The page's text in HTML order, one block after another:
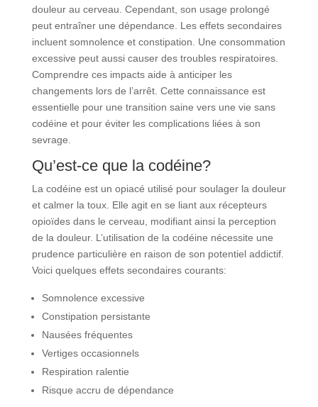
douleur au cerveau. Cependant, son usage prolongé
peut entraîner une dépendance. Les effets secondaires
incluent somnolence et constipation. Une consommation
excessive peut aussi causer des troubles respiratoires.
Comprendre ces impacts aide à anticiper les
changements lors de l’arrêt. Cette connaissance est
essentielle pour une transition saine vers une vie sans
codéine et pour éviter les complications liées à son
sevrage.
Qu’est-ce que la codéine?
La codéine est un opiacé utilisé pour soulager la douleur
et calmer la toux. Elle agit en se liant aux récepteurs
opioïdes dans le cerveau, modifiant ainsi la perception
de la douleur. L’utilisation de la codéine nécessite une
prudence particulière en raison de son potentiel addictif.
Voici quelques effets secondaires courants:
Somnolence excessive
Constipation persistante
Nausées fréquentes
Vertiges occasionnels
Respiration ralentie
Risque accru de dépendance